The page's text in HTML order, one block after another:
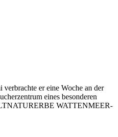
er eine Woche an der
eines besonderen
WATTENMEER-